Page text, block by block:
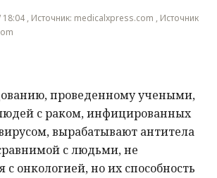
18:04 , Источник: medicalxpress.com , Источник
проведенному учеными,
с раком, инфицированных
вырабатывают антитела
с людьми, не
с онкологией, но их способность